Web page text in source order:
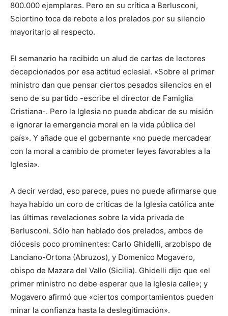
800.000 ejemplares. Pero en su crítica a Berlusconi,
Sciortino toca de rebote a los prelados por su silencio
mayoritario al respecto.
El semanario ha recibido un alud de cartas de lectores
decepcionados por esa actitud eclesial. «Sobre el primer
ministro dan que pensar ciertos pesados silencios en el
seno de su partido -escribe el director de Famiglia
Cristiana-. Pero la Iglesia no puede abdicar de su misión
e ignorar la emergencia moral en la vida pública del
país». Y añade que el gobernante «no puede mercadear
con la moral a cambio de prometer leyes favorables a la
Iglesia».
A decir verdad, eso parece, pues no puede afirmarse que
haya habido un coro de críticas de la Iglesia católica ante
las últimas revelaciones sobre la vida privada de
Berlusconi. Sólo han hablado dos prelados, ambos de
diócesis poco prominentes: Carlo Ghidelli, arzobispo de
Lanciano-Ortona (Abruzos), y Domenico Mogavero,
obispo de Mazara del Vallo (Sicilia). Ghidelli dijo que «el
primer ministro no debe esperar que la Iglesia calle»; y
Mogavero afirmó que «ciertos comportamientos pueden
minar la confianza hasta la deslegitimación».